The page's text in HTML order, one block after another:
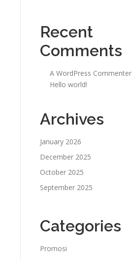
Recent
Comments
A WordPress Commenter
Hello world!
Archives
January 2026
December 2025
October 2025
September 2025
Categories
Promosi